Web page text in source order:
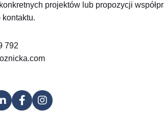
projektów lub propozycji
kontaktu.
792